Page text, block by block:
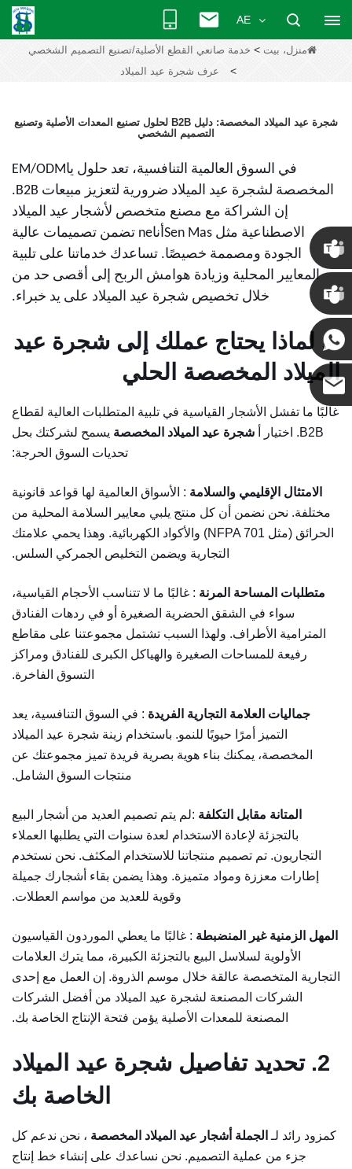
AE
منزل، بيت > خدمة صانعي القطع الأصلية/تصنيع التصميم الشخصي
> عرف شجرة عيد الميلاد
شجرة عيد الميلاد المخصصة: دليل B2B لحلول تصنيع المعدات الأصلية وتصنيع
التصميم الشخصي
في السوق العالمية التنافسية، تعد حلول ياEM/ODM
المخصصة لشجرة عيد الميلاد ضرورية لتعزيز مبيعات B2B.
إن الشراكة مع مصنع متخصص لأشجار عيد الميلاد
الاصطناعية مثل Sen Masأناne تضمن تصميمات عالية
الجودة ومصممة خصيصًا. تساعدك خدماتنا على تلبية
المعايير المحلية وزيادة هوامش الربح إلى أقصى حد من
خلال تخصيص شجرة عيد الميلاد على يد خبراء.
1. لماذا يحتاج عملك إلى شجرة عيد
الميلاد المخصصة الحلي
غالبًا ما تفشل الأشجار القياسية في تلبية المتطلبات العالية لقطاع
B2B. اختيار أ
شجرة عيد الميلاد المخصصة يسمح لشركتك بحل
تحديات السوق الحرجة:
الامتثال الإقليمي والسلامة : الأسواق العالمية لها قواعد قانونية
مختلفة. نحن نضمن أن كل منتج يلبي معايير السلامة المحلية من
الحرائق (مثل NFPA 701) والأكواد الكهربائية. وهذا يحمي علامتك
التجارية ويضمن التخليص الجمركي السلس.
متطلبات المساحة المرنة : غالبًا ما لا تتناسب الأحجام القياسية،
سواء في الشقق الحضرية الصغيرة أو في ردهات الفنادق
المترامية الأطراف. ولهذا السبب تشتمل مجموعتنا على مقاطع
رفيعة للمساحات الصغيرة والهياكل الكبرى للفنادق ومراكز
التسوق الفاخرة.
جماليات العلامة التجارية الفريدة : في السوق التنافسية، يعد
التميز أمرًا حيويًا للنمو. باستخدام زينة شجرة عيد الميلاد
المخصصة، يمكنك بناء هوية بصرية فريدة تميز مجموعتك عن
منتجات السوق الشامل.
المتانة مقابل التكلفة :لم يتم تصميم العديد من أشجار البيع
بالتجزئة لإعادة الاستخدام لعدة سنوات التي يطلبها العملاء
التجاريون. تم تصميم منتجاتنا للاستخدام المكثف. نحن نستخدم
إطارات معززة ومواد متميزة. وهذا يضمن بقاء أشجارك جميلة
وقوية للعديد من مواسم العطلات.
المهل الزمنية غير المنضبطة : غالبًا ما يعطي الموردون القياسيون
الأولوية لسلاسل البيع بالتجزئة الكبيرة، مما يترك العلامات
التجارية المتخصصة عالقة خلال موسم الذروة. إن العمل مع إحدى
الشركات المصنعة لشجرة عيد الميلاد من أفضل الشركات
المصنعة للمعدات الأصلية يؤمن فتحة الإنتاج الخاصة بك.
2. تحديد تفاصيل شجرة عيد الميلاد
الخاصة بك
كمزود رائد لـ الجملة أشجار عيد الميلاد المخصصة ، نحن ندعم كل
جزء من عملية التصميم. نحن نساعدك على إنشاء خط إنتاج
كريس
كيني
كوكو